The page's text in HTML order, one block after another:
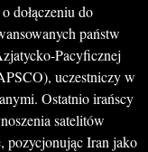
dołączeniu do
państw
Pacyficznej
uczestniczy w
Ostatnio irańscy
satelitów
pozycjonując Iran jako